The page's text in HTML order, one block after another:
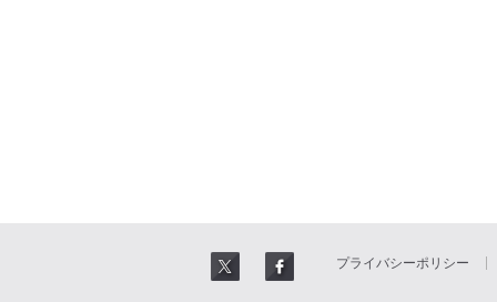
プライバシーポリシー